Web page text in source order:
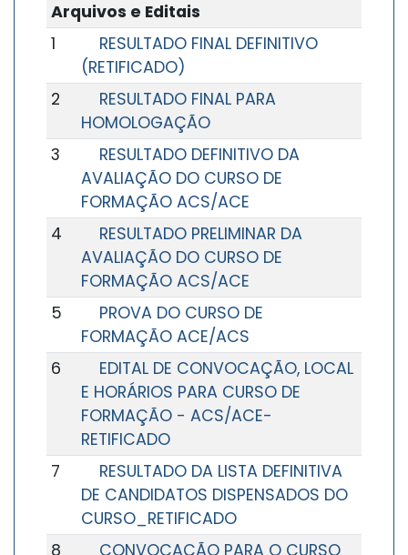
Arquivos e Editais
1
RESULTADO FINAL DEFINITIVO
(RETIFICADO)
2
RESULTADO FINAL PARA
HOMOLOGAÇÃO
3
RESULTADO DEFINITIVO DA
AVALIAÇÃO DO CURSO DE
FORMAÇÃO ACS/ACE
4
RESULTADO PRELIMINAR DA
AVALIAÇÃO DO CURSO DE
FORMAÇÃO ACS/ACE
5
PROVA DO CURSO DE
FORMAÇÃO ACE/ACS
6
EDITAL DE CONVOCAÇÃO, LOCAL
E HORÁRIOS PARA CURSO DE
FORMAÇÃO - ACS/ACE-
RETIFICADO
7
RESULTADO DA LISTA DEFINITIVA
DE CANDIDATOS DISPENSADOS DO
CURSO_RETIFICADO
8
CONVOCAÇÃO PARA O CURSO